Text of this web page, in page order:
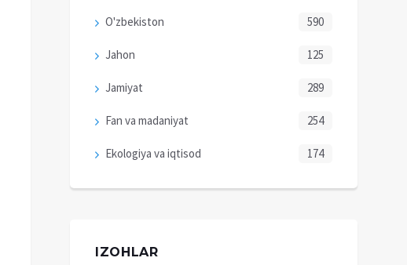
O'zbekiston 590
Jahon 125
Jamiyat 289
Fan va madaniyat 254
Ekologiya va iqtisod 174
IZOHLAR